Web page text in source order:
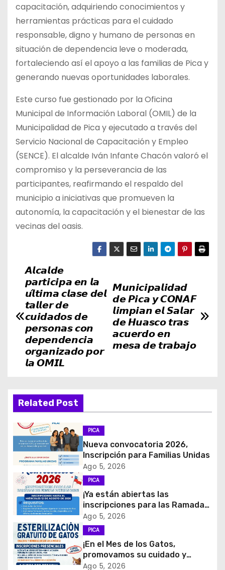
capacitación, adquiriendo conocimientos y
herramientas prácticas para el cuidado
responsable, digno y humano de personas en
situación de dependencia leve o moderada,
fortaleciendo así el apoyo a las familias de Pica y
generando nuevas oportunidades laborales.
Este curso fue gestionado por la Oficina
Municipal de Información Laboral (OMIL) de la
Municipalidad de Pica y ejecutado a través del
Servicio Nacional de Capacitación y Empleo
(SENCE). El alcalde Iván Infante Chacón valoró el
compromiso y la perseverancia de las
participantes, reafirmando el respaldo del
municipio a iniciativas que promueven la
autonomía, la capacitación y el bienestar de las
vecinas del oasis.
N
v
c
i
ó
n
d
e
e
n
𝙈𝙪𝙣𝙞𝙘𝙞𝙥𝙖𝙡𝙞𝙙𝙖𝙙
𝙙𝙚 𝙋𝙞𝙘𝙖 𝙮 𝘾𝙊𝙉𝘼𝙁
𝙡𝙞𝙢𝙥𝙞𝙖𝙣 𝙚𝙡 𝙎𝙖𝙡𝙖𝙧
𝙙𝙚 𝙃𝙪𝙖𝙨𝙘𝙤 𝙩𝙧𝙖𝙨
𝙖𝙘𝙪𝙚𝙧𝙙𝙤 𝙚𝙣
𝙢𝙚𝙨𝙖 𝙙𝙚 𝙩𝙧𝙖𝙗𝙖𝙟𝙤
𝘼𝙡𝙘𝙖𝙡𝙙𝙚
𝙥𝙖𝙧𝙩𝙞𝙘𝙞𝙥𝙖 𝙚𝙣 𝙡𝙖
𝙪́𝙡𝙩𝙞𝙢𝙖 𝙘𝙡𝙖𝙨𝙚 𝙙𝙚𝙡
𝙩𝙖𝙡𝙡𝙚𝙧 𝙙𝙚
𝙘𝙪𝙞𝙙𝙖𝙙𝙤𝙨 𝙙𝙚
𝙥𝙚𝙧𝙨𝙤𝙣𝙖𝙨 𝙘𝙤𝙣
𝙙𝙚𝙥𝙚𝙣𝙙𝙚𝙣𝙘𝙞𝙖
𝙤𝙧𝙜𝙖𝙣𝙞𝙯𝙖𝙙𝙤 𝙥𝙤𝙧
𝙡𝙖 𝙊𝙈𝙄𝙇
Related Post
PICA
Nueva convocatoria 2026,
Inscripción para Familias Unidas
Ago 5, 2026
PICA
¡Ya están abiertas las
inscripciones para las Ramadas
de Fiestas Patrias 2026!
Ago 5, 2026
PICA
¡En el Mes de los Gatos,
promovamos su cuidado y
tenencia responsable!
Ago 5, 2026